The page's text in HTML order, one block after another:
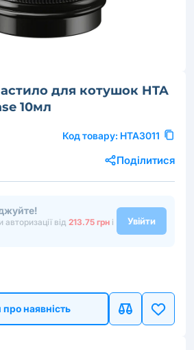
для котушок HTA
10мл
Код товару: HTA3011
Поділитися
від 213.75 грн і
Увійти
наявність